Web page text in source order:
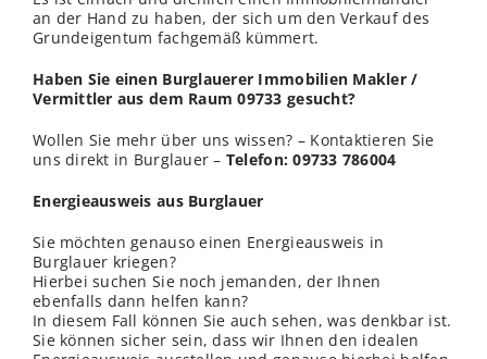
an der Hand zu haben, der sich um den Verkauf des
Grundeigentum fachgemäß kümmert.
Haben Sie einen Burglauerer Immobilien Makler /
Vermittler aus dem Raum 09733 gesucht?
Wollen Sie mehr über uns wissen? – Kontaktieren Sie
uns direkt in Burglauer – Telefon: 09733 786004
Energieausweis aus Burglauer
Sie möchten genauso einen Energieausweis in
Burglauer kriegen?
Hierbei suchen Sie noch jemanden, der Ihnen
ebenfalls dann helfen kann?
In diesem Fall können Sie auch sehen, was denkbar ist.
Sie können sicher sein, dass wir Ihnen den idealen